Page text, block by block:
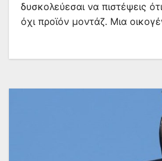
δυσκολεύεσαι να πιστέψεις
όχι προϊόν μοντάζ. Μια